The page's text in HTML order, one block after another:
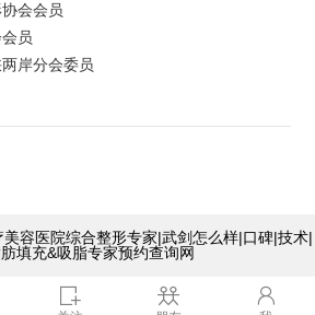
会会员
员
岸分会委员
容医院综合整形专家|武剑怎么样|口碑|技术|
填充&吸脂专家预约查询网